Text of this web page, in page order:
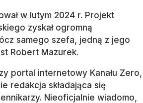
w lutym 2024 r. Projekt
zyskał ogromną
samego szefa, jedną z jego
Robert Mazurek.
portal internetowy Kanału Zero,
redakcja składająca się
Nieoficjalnie wiadomo,